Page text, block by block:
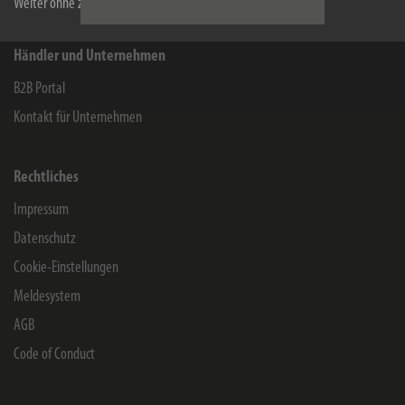
Weiter ohne zu akzeptieren
Händler und Unternehmen
B2B Portal
Kontakt für Unternehmen
Rechtliches
Impressum
Datenschutz
Cookie-Einstellungen
Meldesystem
AGB
Code of Conduct